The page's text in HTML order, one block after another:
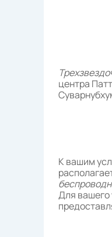
центра
К вашим
Для вашего